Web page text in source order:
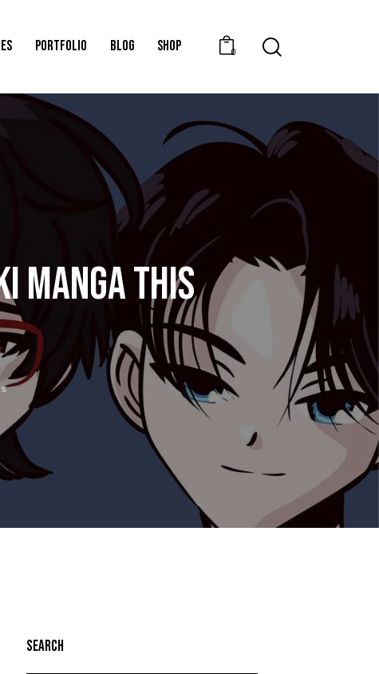
PORTFOLIO BLOG SHOP 0
MANGA THIS
SEARCH